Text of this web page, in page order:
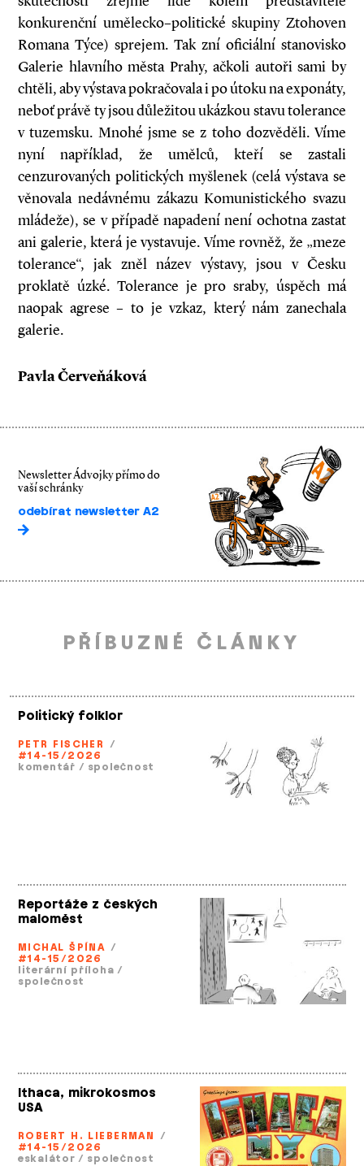
konkurenční umělecko–politické skupiny Ztohoven
Romana Týce) sprejem. Tak zní oficiální stanovisko
Galerie hlavního města Prahy, ačkoli autoři sami by
chtěli, aby výstava pokračovala i po útoku na exponáty,
neboť právě ty jsou důležitou ukázkou stavu tolerance
v tuzemsku. Mnohé jsme se z toho dozvěděli. Víme
nyní například, že umělců, kteří se zastali
cenzurovaných politických myšlenek (celá výstava se
věnovala nedávnému zákazu Komunistického svazu
mládeže), se v případě napadení není ochotna zastat
ani galerie, která je vystavuje. Víme rovněž, že „meze
tolerance“, jak zněl název výstavy, jsou v Česku
proklatě úzké. Tolerance je pro sraby, úspěch má
naopak agrese – to je vzkaz, který nám zanechala
galerie.
Pavla Červeňáková
Newsletter Ádvojky přímo do
vaší schránky
odebírat newsletter A2
PŘÍBUZNÉ ČLÁNKY
Politický folklor
PETR FISCHER /
#14-15/2026
komentář / společnost
Reportáže z českých
maloměst
MICHAL ŠPÍNA /
#14-15/2026
literární příloha /
společnost
Ithaca, mikrokosmos
USA
ROBERT H. LIEBERMAN /
#14-15/2026
eskalátor / společnost